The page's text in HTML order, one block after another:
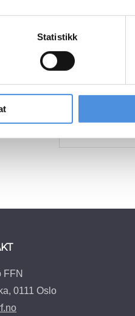
Statistikk
FFN
0111 Oslo